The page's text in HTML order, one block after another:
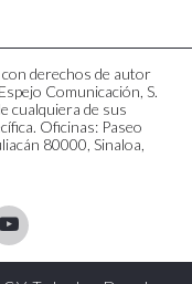
derechos de autor
Comunicación, S.
cualquiera de sus
Oficinas: Paseo
80000, Sinaloa,